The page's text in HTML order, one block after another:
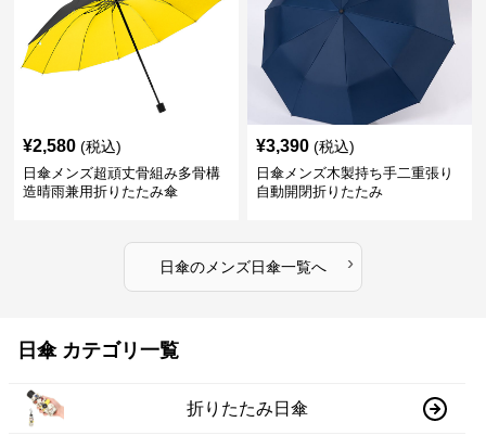
¥2,580 (税込)
日傘メンズ超頑丈骨組み多骨構
造晴雨兼用折りたたみ傘
¥3,390 (税込)
日傘メンズ木製持ち手二重張り
自動開閉折りたたみ
日傘のメンズ日傘一覧へ ›
日傘 カテゴリ一覧
折りたたみ日傘